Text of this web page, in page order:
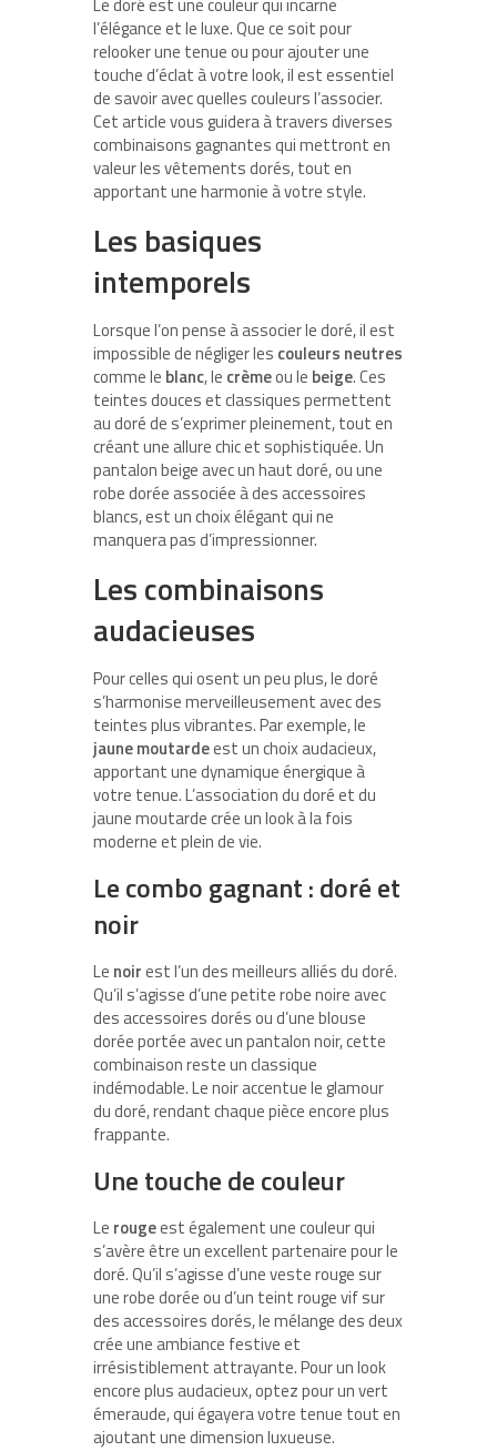
l’élégance et le luxe. Que ce soit pour
relooker une tenue ou pour ajouter une
touche d’éclat à votre look, il est essentiel
de savoir avec quelles couleurs l’associer.
Cet article vous guidera à travers diverses
combinaisons gagnantes qui mettront en
valeur les vêtements dorés, tout en
apportant une harmonie à votre style.
Les basiques
intemporels
Lorsque l’on pense à associer le doré, il est
impossible de négliger les couleurs neutres
comme le blanc, le crèmeou le beige. Ces
teintes douces et classiques permettent
au doré de s’exprimer pleinement, tout en
créant une allure chic et sophistiquée. Un
pantalon beige avec un haut doré, ou une
robe dorée associée à des accessoires
blancs, est un choix élégant qui ne
manquera pas d’impressionner.
Les combinaisons
audacieuses
Pour celles qui osent un peu plus, le doré
s’harmonise merveilleusement avec des
teintes plus vibrantes. Par exemple, le
jaune moutardeest un choix audacieux,
apportant une dynamique énergique à
votre tenue. L’association du doré et du
jaune moutarde crée un look à la fois
moderne et plein de vie.
Le combo gagnant : doré et
noir
Le noirest l’un des meilleurs alliés du doré.
Qu’il s’agisse d’une petite robe noire avec
des accessoires dorés ou d’une blouse
dorée portée avec un pantalon noir, cette
combinaison reste un classique
indémodable. Le noir accentue le glamour
du doré, rendant chaque pièce encore plus
frappante.
Une touche de couleur
Le rougeest également une couleur qui
s’avère être un excellent partenaire pour le
doré. Qu’il s’agisse d’une veste rouge sur
une robe dorée ou d’un teint rouge vif sur
des accessoires dorés, le mélange des deux
crée une ambiance festive et
irrésistiblement attrayante. Pour un look
encore plus audacieux, optez pour un vert
émeraude, qui égayera votre tenue tout en
ajoutant une dimension luxueuse.